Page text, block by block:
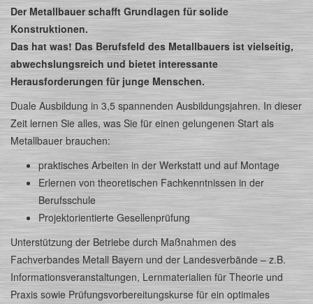
Der Metallbauer schafft Grundlagen für solide
Konstruktionen.
Das hat was! Das Berufsfeld des Metallbauers ist vielseitig,
abwechslungsreich und bietet interessante
Herausforderungen für junge Menschen.
Duale Ausbildung in 3,5 spannenden Ausbildungsjahren. In dieser
Zeit lernen Sie alles, was Sie für einen gelungenen Start als
Metallbauer brauchen:
praktisches Arbeiten in der Werkstatt und auf Montage
Erlernen von theoretischen Fachkenntnissen in der
Berufsschule
Projektorientierte Gesellenprüfung
Unterstützung der Betriebe durch Maßnahmen des
Fachverbandes Metall Bayern und der Landesverbände – z.B.
Informationsveranstaltungen, Lernmaterialien für Theorie und
Praxis sowie Prüfungsvorbereitungskurse für ein optimales